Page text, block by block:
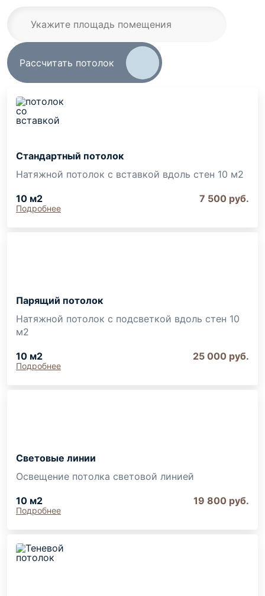
Рассчитать потолок
Стандартный потолок
Натяжной потолок с вставкой вдоль стен 10 м2
10 м2 7 500 руб.
Подробнее
Парящий потолок
Натяжной потолок с подсветкой вдоль стен 10
м2
10 м2 25 000 руб.
Подробнее
Световые линии
Освещение потолка световой линией
10 м2 19 800 руб.
Подробнее